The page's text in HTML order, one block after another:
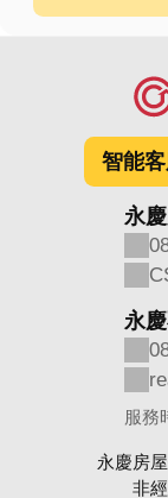
智能
永
永
服務
永慶房
非